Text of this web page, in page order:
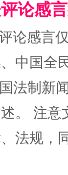
论感
论感言
中国全
法制新
。 注
法规，